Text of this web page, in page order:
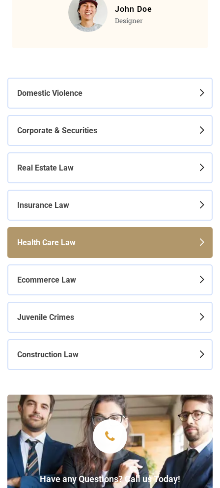
John Doe
Designer
Domestic Violence
Corporate & Securities
Real Estate Law
Insurance Law
Health Care Law
Ecommerce Law
Juvenile Crimes
Construction Law
Have any Questions? Call us Today!